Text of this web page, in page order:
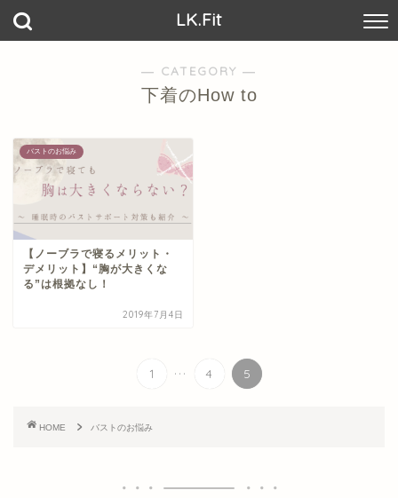
LK.Fit
― CATEGORY ―
下着のHow to
バストのお悩み
【ノーブラで寝るメリット・
デメリット】“胸が大きくな
る”は根拠なし！
2019年7月4日
1 ... 4 5
HOME バストのお悩み